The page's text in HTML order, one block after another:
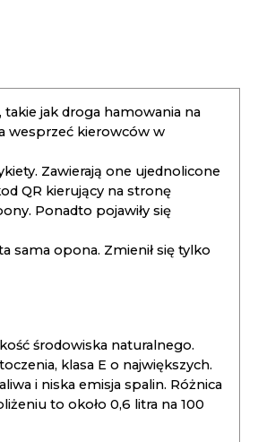
jak droga hamowania na
wesprzeć kierowców w
Zawierają one ujednolicone
QR kierujący na stronę
Ponadto pojawiły się
sama opona. Zmienił się tylko
środowiska naturalnego.
klasa E o największych.
i niska emisja spalin. Różnica
to około 0,6 litra na 100